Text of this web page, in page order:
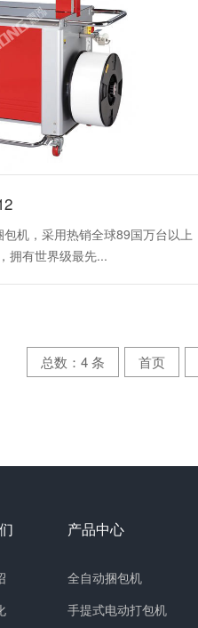
机，采用热销全球89国万台以上
拥有世界级最先...
总数：4 条 首页
产品中心
全自动捆包机
手提式电动打包机